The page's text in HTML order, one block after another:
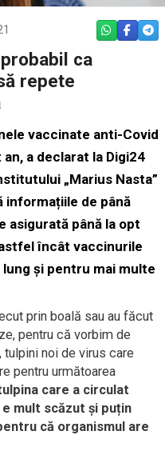
WHATSAPP
ca
repete
vaccinate anti-Covid
a declarat la Digi24
„Marius Nasta”
informațiile de până
asigurată până la opt
încât vaccinurile
și pentru mai multe
prin boală sau au făcut
pentru că vorbim de
noi de virus care
pentru următoarea
care a circulat
mult scăzut și puțin
că organismul are